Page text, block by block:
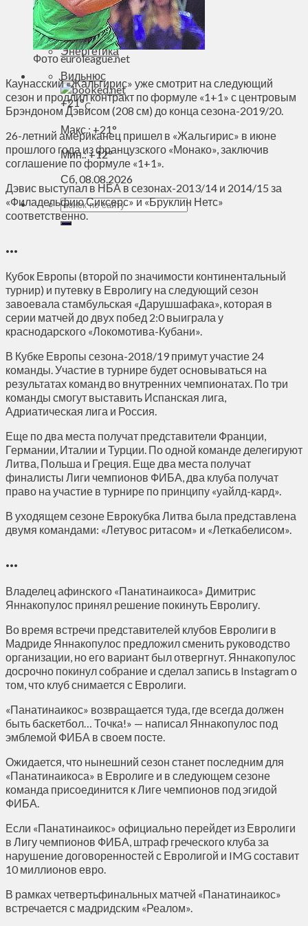
Духовное пространство
Спорт
Технологии
Энергетика
Вильнюс
+21°C
Макс.: +21°
Мин.:+12°
Сб, 08.08.2026
Фото euroleague.net
Каунасский «Жальгирис» уже смотрит на следующий
сезон и продлил контракт по формуле «1+1» с центровым
Брэндоном Дэвисом (208 см) до конца сезона-2019/20.
26-летний американец пришел в «Жальгирис» в июне
прошлого года из французского «Монако», заключив
соглашение по формуле «1+1».
Дэвис выступал в НБА в сезонах-2013/14 и 2014/15 за
«Филадельфию Сиксерс» и «Бруклин Нетс»
соответственно.
…
Кубок Европы (второй по значимости континентальный
турнир) и путевку в Евролигу на следующий сезон
завоевала стамбульская «Дарушшафака», которая в
серии матчей до двух побед 2:0 выиграла у
краснодарского «Локомотива-Кубани».
В Кубке Европы сезона-2018/19 примут участие 24
команды. Участие в турнире будет основываться на
результатах команд во внутренних чемпионатах. По три
команды смогут выставить Испанская лига,
Адриатическая лига и Россия.
Еще по два места получат представители Франции,
Германии, Италии и Турции. По одной команде делегируют
Литва, Польша и Греция. Еще два места получат
финалисты Лиги чемпионов ФИБА, два клуба получат
право на участие в турнире по принципу «уайлд-кард».
В уходящем сезоне Еврокубка Литва была представлена
двумя командами: «Летувос ритасом» и «Леткабелисом».
…
Владелец афинского «Панатинаикоса» Димитрис
Яннакопулос принял решение покинуть Евролигу.
Во время встречи представителей клубов Евролиги в
Мадриде Яннакопулос предложил сменить руководство
организации, но его вариант был отвергнут. Яннакопулос
досрочно покинул собрание и сделал запись в Instagram о
том, что клуб снимается с Евролиги.
«Панатинаикос» возвращается туда, где всегда должен
быть баскетбол… Точка!» — написал Яннакопулос под
эмблемой ФИБА в своем посте.
Ожидается, что нынешний сезон станет последним для
«Панатинаикоса» в Евролиге и в следующем сезоне
команда присоединится к Лиге чемпионов под эгидой
ФИБА.
Если «Панатинаикос» официально перейдет из Евролиги
в Лигу чемпионов ФИБА, штраф греческого клуба за
нарушение договоренностей с Евролигой и IMG составит
10 миллионов евро.
В рамках четвертьфинальных матчей «Панатинаикос»
встречается с мадридским «Реалом».